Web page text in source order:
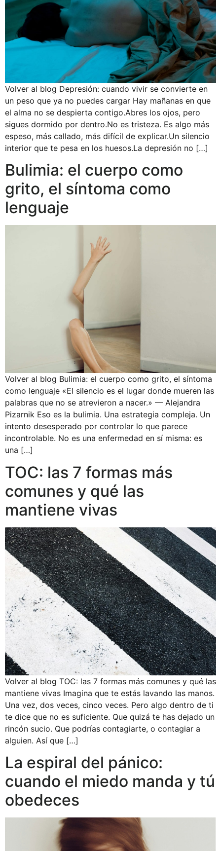
Volver al blog Depresión: cuando vivir se convierte en
un peso que ya no puedes cargar Hay mañanas en que
el alma no se despierta contigo.Abres los ojos, pero
sigues dormido por dentro.No es tristeza. Es algo más
espeso, más callado, más difícil de explicar.Un silencio
interior que te pesa en los huesos.La depresión no […]
Bulimia: el cuerpo como
grito, el síntoma como
lenguaje
Volver al blog Bulimia: el cuerpo como grito, el síntoma
como lenguaje «El silencio es el lugar donde mueren las
palabras que no se atrevieron a nacer.» — Alejandra
Pizarnik Eso es la bulimia. Una estrategia compleja. Un
intento desesperado por controlar lo que parece
incontrolable. No es una enfermedad en sí misma: es
una […]
TOC: las 7 formas más
comunes y qué las
mantiene vivas
Volver al blog TOC: las 7 formas más comunes y qué las
mantiene vivas Imagina que te estás lavando las manos.
Una vez, dos veces, cinco veces. Pero algo dentro de ti
te dice que no es suficiente. Que quizá te has dejado un
rincón sucio. Que podrías contagiarte, o contagiar a
alguien. Así que […]
La espiral del pánico:
cuando el miedo manda y tú
obedeces